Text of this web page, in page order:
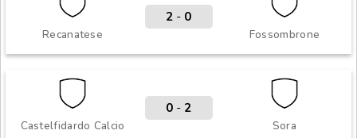
Recanatese Fossombrone
2 - 0
Castelfidardo Calcio Sora
0 - 2